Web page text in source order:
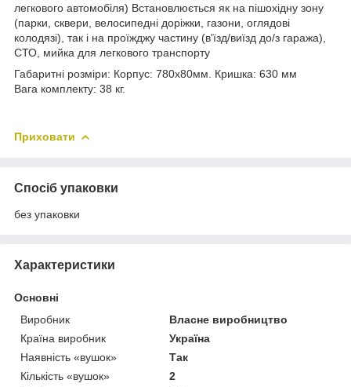
легкового автомобіля) Встановлюється як на пішохідну зону
(парки, сквери, велосипедні доріжки, газони, оглядові
колодязі), так і на проїжджу частину (в'їзд/виїзд до/з гаража),
СТО, мийка для легкового транспорту
Габаритні розміри: Корпус: 780х80мм. Кришка: 630 мм
Вага комплекту: 38 кг.
Приховати
Спосіб упаковки
без упаковки
Характеристики
Основні
Виробник
Власне виробництво
Країна виробник
Україна
Наявність «вушок»
Так
Кількість «вушок»
2